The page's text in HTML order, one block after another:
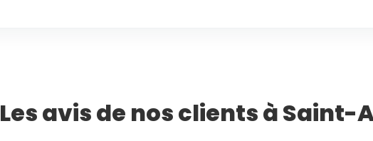
Les avis de nos clients à Saint-